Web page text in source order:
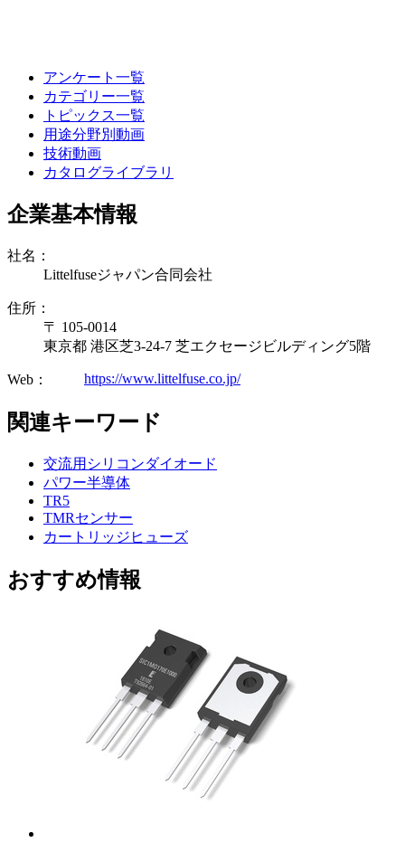
アンケート一覧
カテゴリー一覧
トピックス一覧
用途分野別動画
技術動画
カタログライブラリ
企業基本情報
社名：
Littelfuseジャパン合同会社
住所：
〒 105-0014
東京都 港区芝3-24-7 芝エクセージビルディング5階
Web： https://www.littelfuse.co.jp/
関連キーワード
交流用シリコンダイオード
パワー半導体
TR5
TMRセンサー
カートリッジヒューズ
おすすめ情報